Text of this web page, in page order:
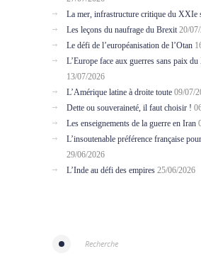
La mer, infrastructure critique du XXIe
Les leçons du naufrage du Brexit 20/
Le défi de l’européanisation de l’Otan
L’Europe face aux guerres sans paix
13/07/2026
L’Amérique latine à droite toute 09/07/
Dette ou souveraineté, il faut choisir !
Les enseignements de la guerre en Iran
L’insoutenable préférence française
29/06/2026
L’Inde au défi des empires 25/06/2026
Recherche